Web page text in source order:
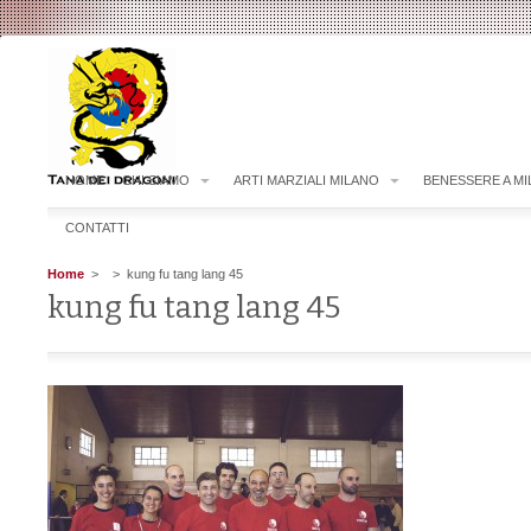
HOME CHI SIAMO ARTI MARZIALI MILANO BENESSERE A
CONTATTI
Home > > kung fu tang lang 45
kung fu tang lang 45